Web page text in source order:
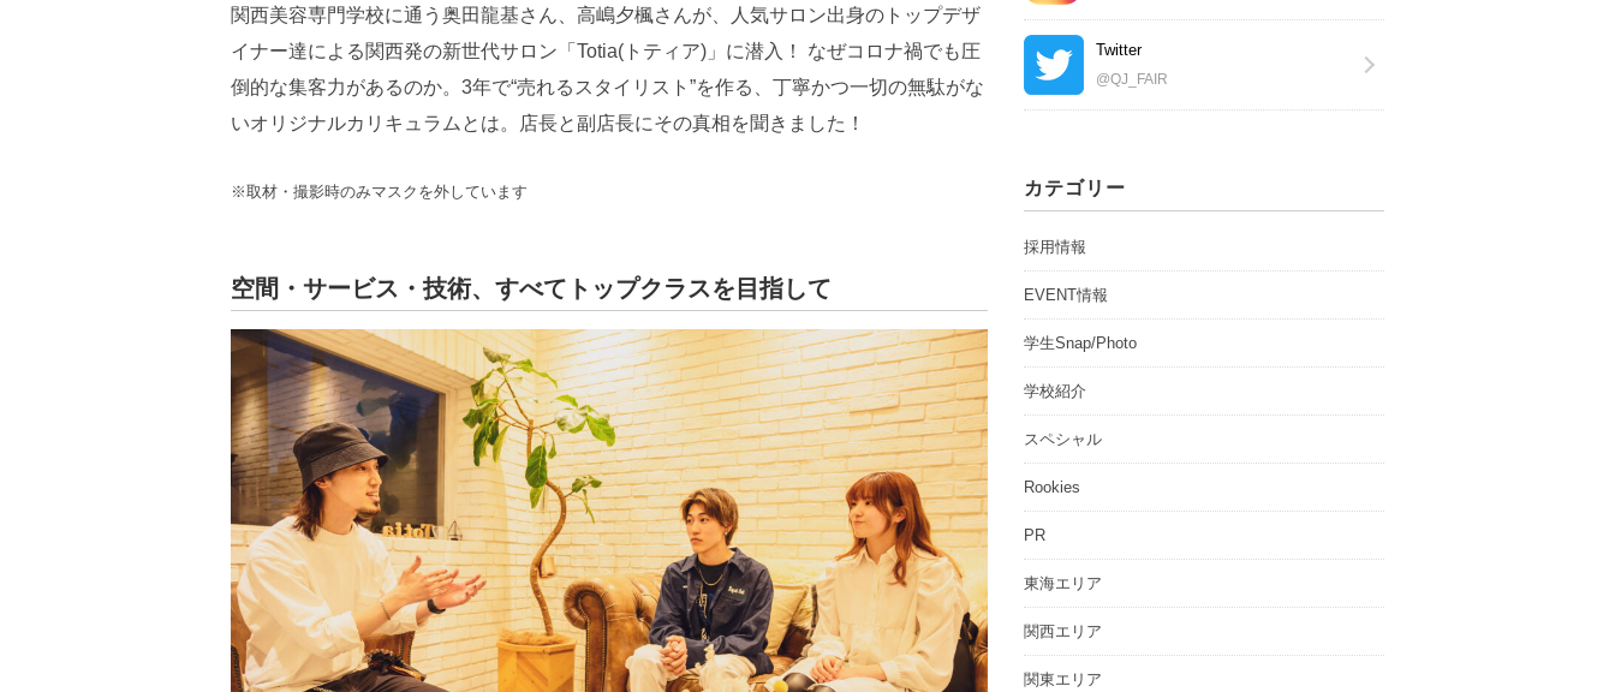
関西美容専門学校に通う奥田龍基さん、高嶋夕楓さんが、人気サロン出身のトップデザ
イナー達による関西発の新世代サロン「Totia(トティア)」に潜入！ なぜコロナ禍でも圧
倒的な集客力があるのか。3年で“売れるスタイリスト”を作る、丁寧かつ一切の無駄がな
いオリジナルカリキュラムとは。店長と副店長にその真相を聞きました！
※取材・撮影時のみマスクを外しています
空間・サービス・技術、すべてトップクラスを目指して
Twitter
@QJ_FAIR
カテゴリー
採用情報
EVENT情報
学生Snap/Photo
学校紹介
スペシャル
Rookies
PR
東海エリア
関西エリア
関東エリア